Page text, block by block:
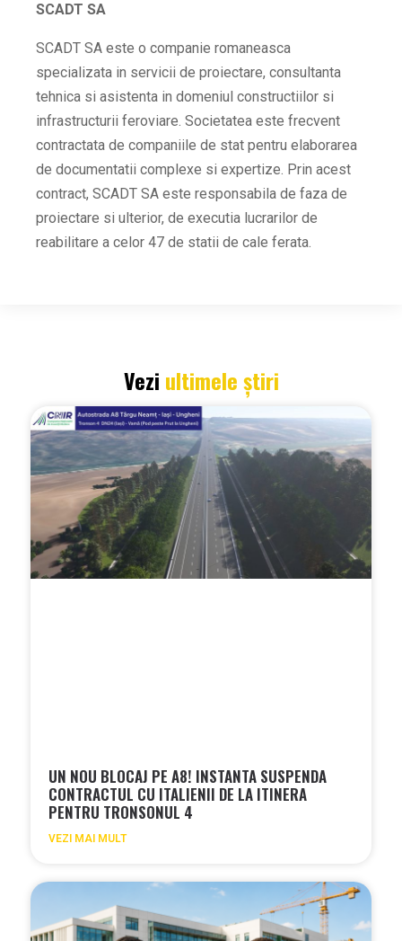
SCADT SA
SCADT SA este o companie romaneasca
specializata in servicii de proiectare, consultanta
tehnica si asistenta in domeniul constructiilor si
infrastructurii feroviare. Societatea este frecvent
contractata de companiile de stat pentru elaborarea
de documentatii complexe si expertize. Prin acest
contract, SCADT SA este responsabila de faza de
proiectare si ulterior, de executia lucrarilor de
reabilitare a celor 47 de statii de cale ferata.
Vezi ultimele știri
UN NOU BLOCAJ PE A8! INSTANTA SUSPENDA
CONTRACTUL CU ITALIENII DE LA ITINERA
PENTRU TRONSONUL 4
VEZI MAI MULT